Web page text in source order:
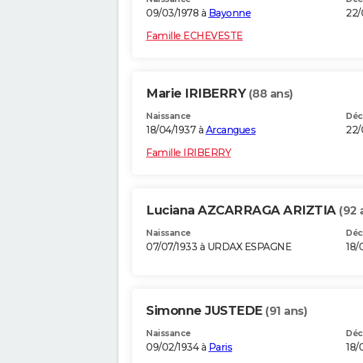
09/03/1978 à Bayonne
Famille ECHEVESTE
Marie IRIBERRY (88 ans)
Naissance
18/04/1937 à Arcangues
Famille IRIBERRY
Luciana AZCARRAGA ARIZTIA (92
Naissance
07/07/1933 à URDAX ESPAGNE 18/
Simonne JUSTEDE (91 ans)
Naissance
09/02/1934 à Paris 18/